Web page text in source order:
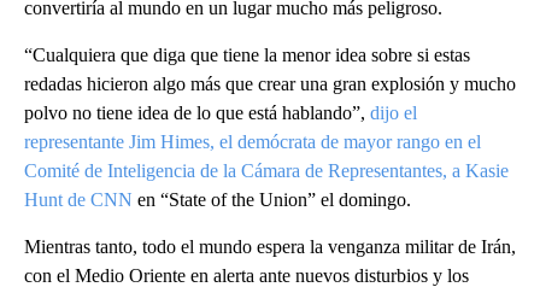
convertiría al mundo en un lugar mucho más peligroso.
“Cualquiera que diga que tiene la menor idea sobre si estas
redadas hicieron algo más que crear una gran explosión y mucho
polvo no tiene idea de lo que está hablando”, dijo el
representante Jim Himes, el demócrata de mayor rango en el
Comité de Inteligencia de la Cámara de Representantes, a Kasie
Hunt de CNN en “State of the Union” el domingo.
Mientras tanto, todo el mundo espera la venganza militar de Irán,
con el Medio Oriente en alerta ante nuevos disturbios y los